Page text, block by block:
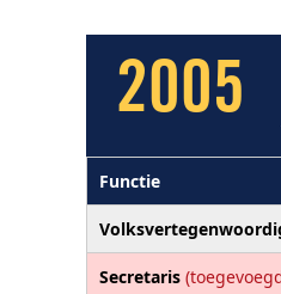
2005
Functie
Secretaris